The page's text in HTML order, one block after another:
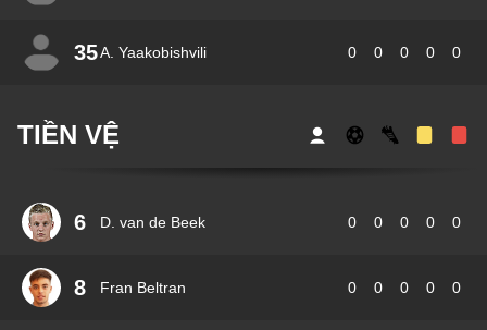
35A. Yaakobishvili 0 0 0 0 0
TIỀN VỆ
6 D. van de Beek 0 0 0 0 0
8 Fran Beltran 0 0 0 0 0